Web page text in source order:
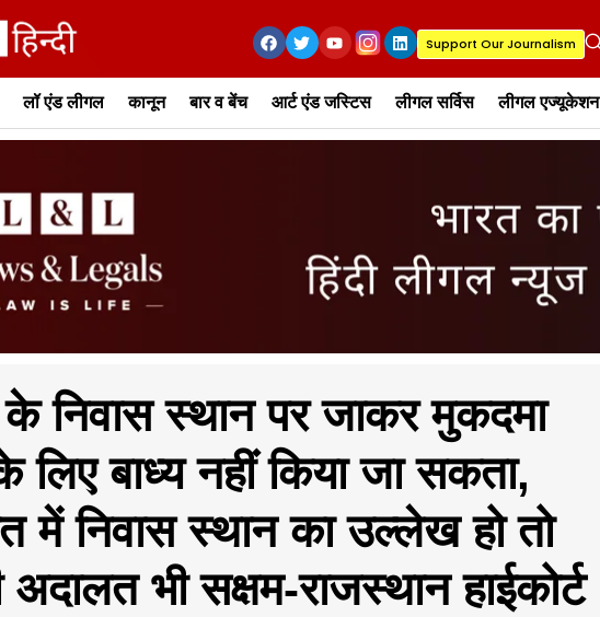
Support Our Journalism
लॉ एंड लीगल कानून बार व बेंच आर्ट एंड जस्टिस लीगल सर्विस लीगल एज्यूकेशन
के निवास स्थान पर जाकर मुकदमा
बाध्य नहीं किया जा सकता,
में निवास स्थान का उल्लेख हो तो
अदालत भी सक्षम-राजस्थान हाईकोर्ट